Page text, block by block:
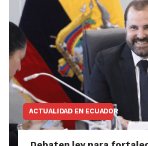
ACTUALIDAD EN ECUADOR